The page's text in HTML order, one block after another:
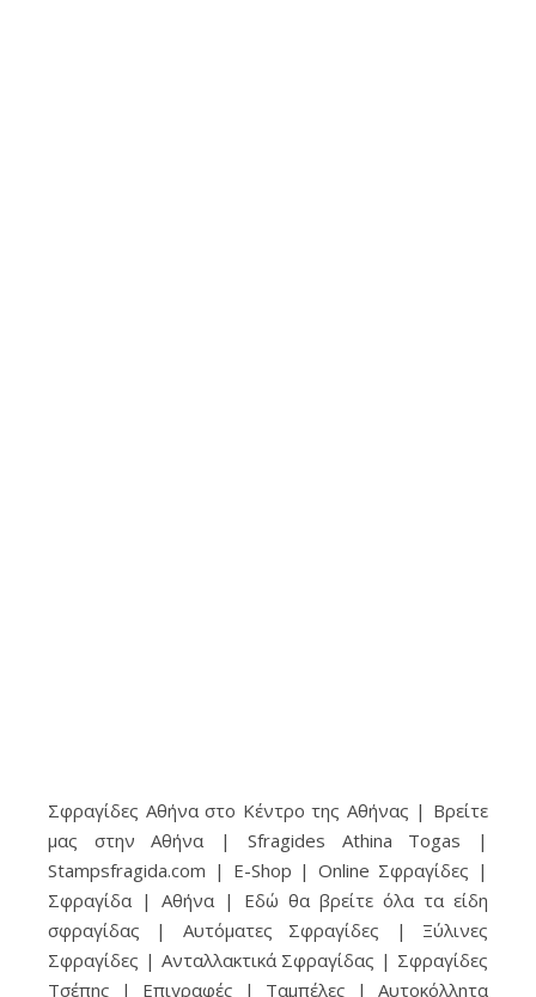
Σφραγίδες Αθήνα στο Κέντρο της Αθήνας | Βρείτε
μας στην Αθήνα | Sfragides Athina Togas |
Stampsfragida.com | E-Shop | Online Σφραγίδες |
Σφραγίδα | Αθήνα | Εδώ θα βρείτε όλα τα είδη
σφραγίδας | Αυτόματες Σφραγίδες | Ξύλινες
Σφραγίδες | Ανταλλακτικά Σφραγίδας | Σφραγίδες
Τσέπης | Επιγραφές | Ταμπέλες | Αυτοκόλλητα